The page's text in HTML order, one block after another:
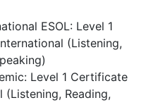
ESOL: Level 1
(Listening,
Level 1 Certificate
(Listening, Reading,